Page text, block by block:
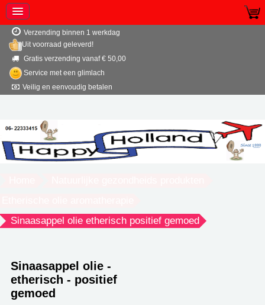
Verzending binnen 1 werkdag
Uit voorraad geleverd!
Gratis verzending vanaf € 50,00
Service met een glimlach
Veilig en eenvoudig betalen
Sinaasappel olie etherisch positief gemoed
Sinaasappel olie -
etherisch - positief
gemoed